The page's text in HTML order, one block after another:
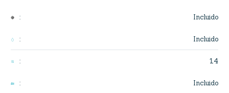
: Incluido
: Incluido
: 14
: Incluido